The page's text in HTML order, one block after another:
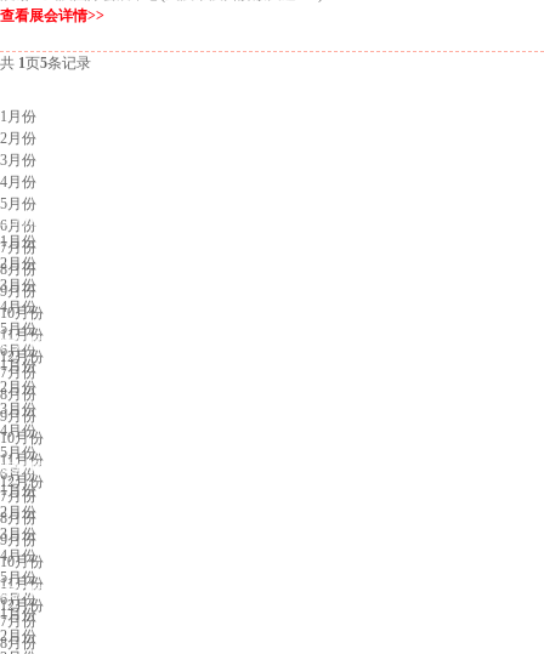
查看展会详情>>
共 1页5条记录
1月份
2月份
3月份
4月份
5月份
6月份
7月份
8月份
9月份
10月份
11月份
12月份
上海展会排期
1月份
2月份
3月份
4月份
5月份
6月份
7月份
8月份
9月份
10月份
11月份
12月份
广州展会排期
1月份
2月份
3月份
4月份
5月份
6月份
7月份
8月份
9月份
10月份
11月份
12月份
深圳展会排期
1月份
2月份
3月份
4月份
5月份
6月份
7月份
8月份
武汉展会排期
1月份
2月份